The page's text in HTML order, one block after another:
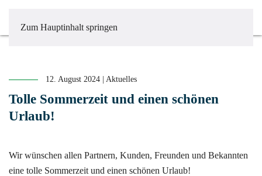
Zum Hauptinhalt springen
12. August 2024 Aktuelles
Tolle Sommerzeit und einen schönen
Urlaub!
Wir wünschen allen Partnern, Kunden, Freunden und Bekannten
eine tolle Sommerzeit und einen schönen Urlaub!